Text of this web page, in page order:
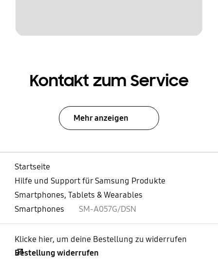
Kontakt zum Service
Mehr anzeigen
Startseite
Hilfe und Support für Samsung Produkte
Smartphones, Tablets & Wearables
Smartphones
SM-A057G/DSN
Klicke hier, um deine Bestellung zu widerrufen
Bestellung widerrufen